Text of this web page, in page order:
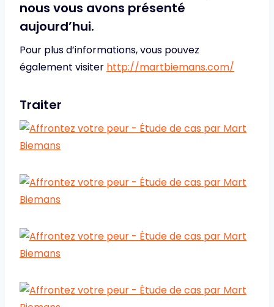
nous vous avons présenté
aujourd’hui.
Pour plus d’informations, vous pouvez
également visiter http://martbiemans.com/
Traiter